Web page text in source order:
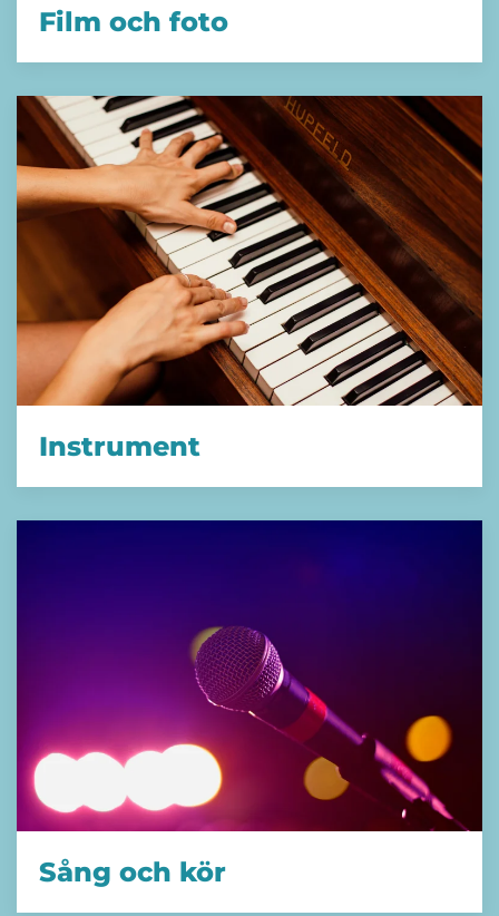
Film och foto
Instrument
Sång och kör